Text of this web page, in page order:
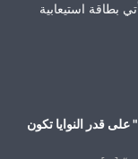
مشروع مبني الركاب رقم «4» يأتي بطاقة استيعابية
قدر النوايا تكون